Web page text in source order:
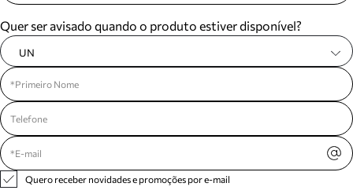
Quer ser avisado quando o produto estiver disponível?
UN
Quero receber novidades e promoções por e-mail